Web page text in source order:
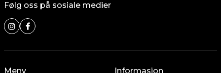
Følg oss på sosiale medier
Meny
Informasjon